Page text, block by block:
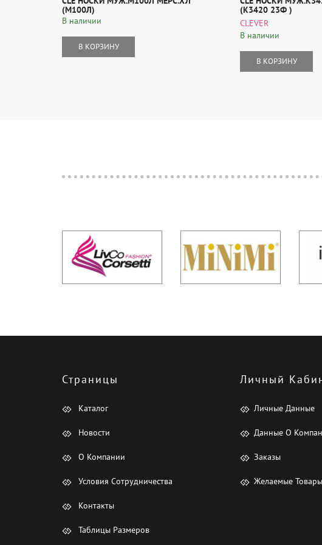
(М100Л)
В наличии
В КОРЗИНУ
(К3420 23Ф )
CLEVER
В наличии
В КОРЗИНУ
Страницы
Каталог
Новости
О Компании
Условия Сотрудничества
Контакты
Таблицы Размеров
Личный
Личные Данные
Данные О
Заказы
Желаемые Товары